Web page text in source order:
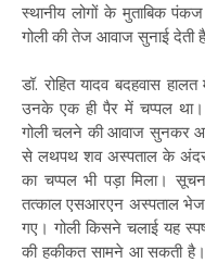
स्थानीय लोगों के मुताबिक
गोली की तेज आवाज सुनाई देती
डॉ. रोहित यादव बदहवास
उनके एक ही पैर में चप्पल
गोली चलने की आवाज सुनकर
से लथपथ शव अस्पताल के अंदर
का चप्पल भी पड़ा मिला।
तत्काल एसआरएन अस्पताल
गए। गोली किसने चलाई यह
की हकीकत सामने आ सकती है।